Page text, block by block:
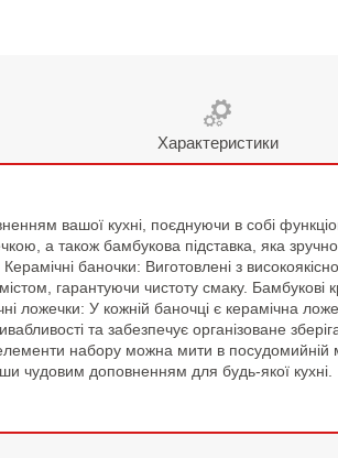
Характеристики
вашої кухні, поєднуючи в собі
а також бамбукова підставка, яка
баночки: Виготовлені з
гарантуючи чистоту смаку.
ложечки: У кожній баночці є керамічна
та забезпечує організоване
елементи набору можна мити в
чудовим доповненням для будь-якої кухні.